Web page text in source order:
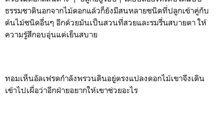
ธรรมชาตินอกจากไม้ดอกแล้วก็ยังมีสนหลายชนิดที่ปลูกเข้าคู่กับ
ต้นไม้ชนิดอื่นๆ อีกด้วยมันเป็นสวนที่สวยและรมรื่นสบายตา ให้
ความรู้สึกอบอุ่นแต่เย็นสบาย
ทอมเห็นอัลเฟรดกำลังพรวนดินอยู่ตรงแปลงดอกไม้เขาจึงเดิน
เข้าไปเผื่อว่าอีกฝ่ายอยากให้เขาช่วยอะไร